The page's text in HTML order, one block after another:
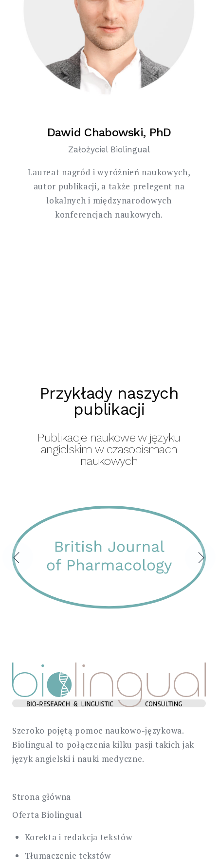
Dawid Chabowski, PhD
Założyciel Biolingual
Laureat nagród i wyróżnień naukowych,
autor publikacji, a także prelegent na
lokalnych i międzynarodowych
konferencjach naukowych.
Przykłady naszych
publikacji
Publikacje naukowe w języku
angielskim w czasopismach
naukowych
Szeroko pojętą pomoc naukowo-językowa.
Biolingual to połączenia kilku pasji takich jak
język angielski i nauki medyczne.
Strona główna
Oferta Biolingual
Korekta i redakcja tekstów
Tłumaczenie tekstów